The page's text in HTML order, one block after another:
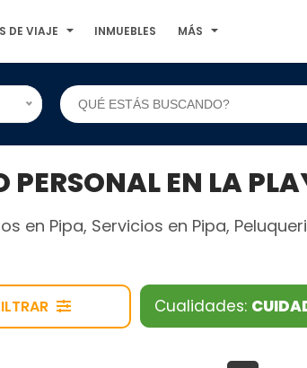
DE VIAJE INMUEBLES MÁS
EN LA
en Pipa, Servicios en Pipa,
Cualidades: